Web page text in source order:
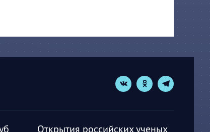
Открытия российских ученых